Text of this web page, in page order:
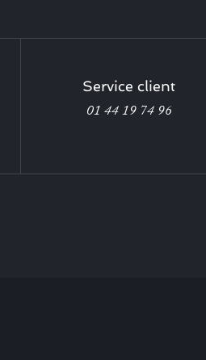
Service client
01 44 19 74 96